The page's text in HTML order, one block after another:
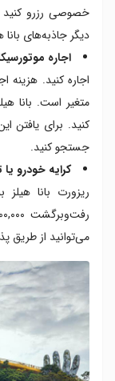
خصوصی رزرو کنید
دیگر جاذبه‌های بانا
اجاره
متغیر است. بانا
جستجو کنید.
کرایه خودرو
می‌توانید از طریق